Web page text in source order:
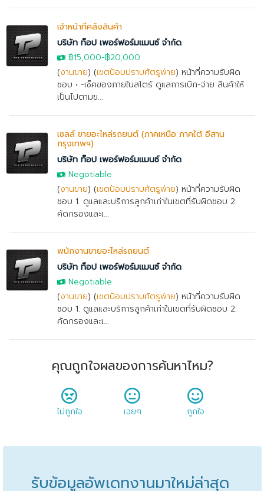
เจ้าหน้าที่คลังสินค้า
บริษัท ท็อป เพอร์ฟอร์มแมนซ์ จำกัด
฿15,000-฿20,000
(งานขาย) (เขตป้อมปราบศัตรูพ่าย) หน้าที่ความรับผิด
ชอบ • -เช็คของภายในสโตร์ ดูแลการเบิก-จ่าย สินค้าให้
เป็นไปตามข...
เซลล์ ขายอะไหล่รถยนต์ (ภาคเหนือ ภาคใต้ อีสาน
กรุงเทพฯ)
บริษัท ท็อป เพอร์ฟอร์มแมนซ์ จำกัด
Negotiable
(งานขาย) (เขตป้อมปราบศัตรูพ่าย) หน้าที่ความรับผิด
ชอบ 1. ดูแลและบริการลูกค้าเก่าในเขตที่รับผิดชอบ 2.
คัดกรองและเ...
พนักงานขายอะไหล่รถยนต์
บริษัท ท็อป เพอร์ฟอร์มแมนซ์ จำกัด
Negotiable
(งานขาย) (เขตป้อมปราบศัตรูพ่าย) หน้าที่ความรับผิด
ชอบ 1. ดูแลและบริการลูกค้าเก่าในเขตที่รับผิดชอบ 2.
คัดกรองและเ...
คุณถูกใจผลของการค้นหาไหม?
ไม่ถูกใจ เฉยๆ ถูกใจ
รับข้อมูลอัพเดทงานมาใหม่ล่าสุด